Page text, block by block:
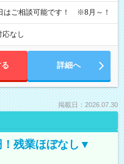
はご相談可能です！ ※8月～！
応なし
詳細へ
掲載日：2026.07.30
！残業ほぼなし▼